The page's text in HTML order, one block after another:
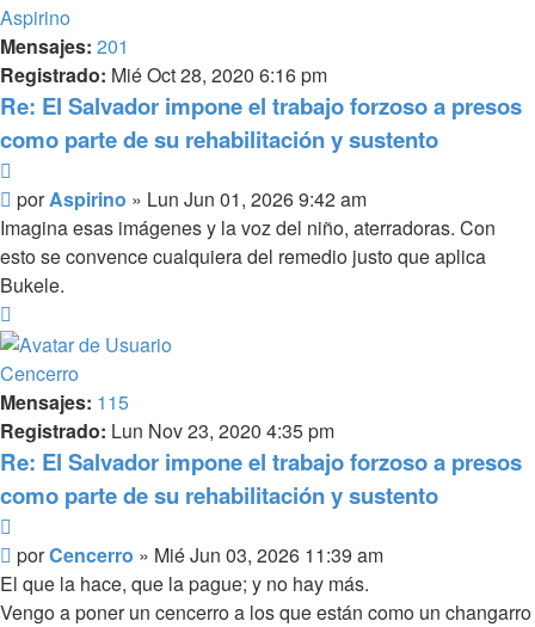
Aspirino
Mensajes: 201
Registrado: Mié Oct 28, 2020 6:16 pm
Re: El Salvador impone el trabajo forzoso a presos
como parte de su rehabilitación y sustento
Mensaje
porAspirino » Lun Jun 01, 2026 9:42 am
Imagina esas imágenes y la voz del niño, aterradoras. Con
esto se convence cualquiera del remedio justo que aplica
Bukele.
Cencerro
Mensajes: 115
Registrado: Lun Nov 23, 2020 4:35 pm
Re: El Salvador impone el trabajo forzoso a presos
como parte de su rehabilitación y sustento
Mensaje
porCencerro » Mié Jun 03, 2026 11:39 am
El que la hace, que la pague; y no hay más.
Vengo a poner un cencerro a los que están como un changarro